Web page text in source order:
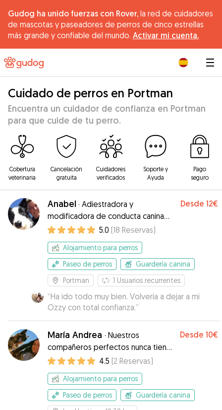
Gudog ha unido fuerzas con Rover, la red de cuidadores
de mascotas y paseadores de perros de cinco estrellas
más grande y confiable del mundo. Activar mi cuenta.
Cuidado de perros en Portman
Encuentra un cuidador de confianza en Portman
para que cuide de tu perro.
Cobertura
veterinaria
Cancelación
gratuita
Cuidadores
verificados
Soporte y
Ayuda
Pago
seguro
Anabel · Adiestradora y
modificadora de conducta canina
profesional
Desde 12€
5.0 (18 Reservas)
Alojamiento para perros
Paseo de perros
Guardería canina
Portman
1 Usuarios recurrentes
“Ha ido todo muy bien. Volvería a dejar a mi
Ozzy con total confianza.”
María Andrea · Nuestros
compañeros perfectos nunca tienen
menos de cuatro patas 🐾
Desde 10€
4.5 (2 Reservas)
Alojamiento para perros
Paseo de perros
Guardería canina